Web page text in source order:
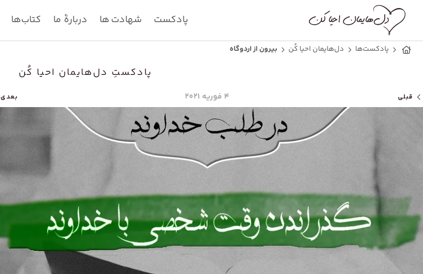
پادکست شهادت ها دربارۀ ما کتاب‌ها
پادکست‌ها دل‌هایمان احیا کُن بیرون از اردوگاه
پادکستِ دل‌هایمان احیا کُن
قبلی ۴ فوریه ۲۰۲۱ بعدی